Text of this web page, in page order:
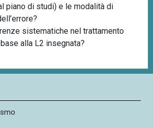
piano di studi) e le modalità di
sistematiche nel trattamento
alla L2 insegnata?